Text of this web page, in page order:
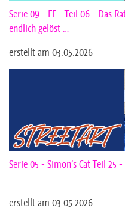
Serie 09 - FF - Teil 06 - Das
endlich gelöst …
erstellt am 03.05.2026
Serie 05 - Simon‘s Cat Teil 25
…
erstellt am 03.05.2026